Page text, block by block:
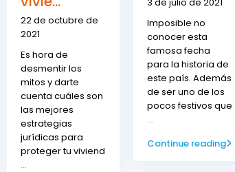
22 de octubre de
2021
Es hora de
desmentir los
mitos y darte
cuenta cuáles son
las mejores
estrategias
jurídicas para
proteger tu viviend
...
Imposible no
conocer esta
famosa fecha
para la historia de
este país. Además
de ser uno de los
pocos festivos que
...
Continue reading